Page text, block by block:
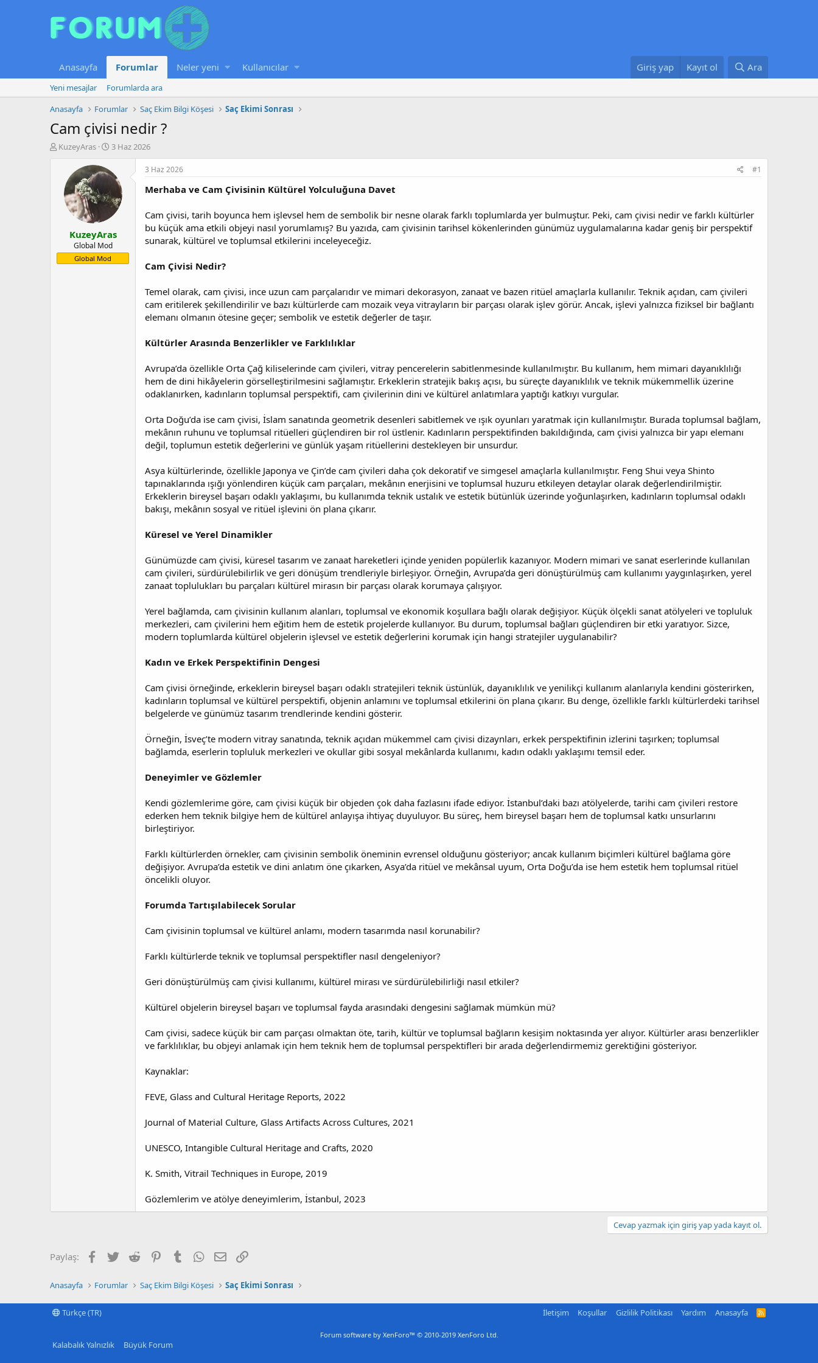
Anasayfa Forumlar Neler yeni Kullanıcılar Giriş yap Kayıt ol Ara
Yeni mesajlar
Forumlarda ara
Anasayfa
Forumlar Saç Ekim Bilgi Köşesi Saç Ekimi Sonrası
Cam çivisi nedir ?
K
a
t
KuzeyAras
B
l
n
g
ç
t
a
r
3 Haz 2026
KuzeyAras
Global Mod
Global Mod
3 Haz 2026 #1
Merhaba ve Cam Çivisinin Kültürel Yolculuğuna Davet
Cam çivisi, tarih boyunca hem işlevsel hem de sembolik bir nesne olarak farklı toplumlarda yer bulmuştur. Peki, cam çivisi nedir ve farklı kültürler
bu küçük ama etkili objeyi nasıl yorumlamış? Bu yazıda, cam çivisinin tarihsel kökenlerinden günümüz uygulamalarına kadar geniş bir perspektif
sunarak, kültürel ve toplumsal etkilerini inceleyeceğiz.
Cam Çivisi Nedir?
Temel olarak, cam çivisi, ince uzun cam parçalarıdır ve mimari dekorasyon, zanaat ve bazen ritüel amaçlarla kullanılır. Teknik açıdan, cam çivileri
cam eritilerek şekillendirilir ve bazı kültürlerde cam mozaik veya vitrayların bir parçası olarak işlev görür. Ancak, işlevi yalnızca fiziksel bir bağlantı
elemanı olmanın ötesine geçer; sembolik ve estetik değerler de taşır.
Kültürler Arasında Benzerlikler ve Farklılıklar
Avrupa’da özellikle Orta Çağ kiliselerinde cam çivileri, vitray pencerelerin sabitlenmesinde kullanılmıştır. Bu kullanım, hem mimari dayanıklılığı
hem de dini hikâyelerin görselleştirilmesini sağlamıştır. Erkeklerin stratejik bakış açısı, bu süreçte dayanıklılık ve teknik mükemmellik üzerine
odaklanırken, kadınların toplumsal perspektifi, cam çivilerinin dini ve kültürel anlatımlara yaptığı katkıyı vurgular.
Orta Doğu’da ise cam çivisi, İslam sanatında geometrik desenleri sabitlemek ve ışık oyunları yaratmak için kullanılmıştır. Burada toplumsal bağlam,
mekânın ruhunu ve toplumsal ritüelleri güçlendiren bir rol üstlenir. Kadınların perspektifinden bakıldığında, cam çivisi yalnızca bir yapı elemanı
değil, toplumun estetik değerlerini ve günlük yaşam ritüellerini destekleyen bir unsurdur.
Asya kültürlerinde, özellikle Japonya ve Çin’de cam çivileri daha çok dekoratif ve simgesel amaçlarla kullanılmıştır. Feng Shui veya Shinto
tapınaklarında ışığı yönlendiren küçük cam parçaları, mekânın enerjisini ve toplumsal huzuru etkileyen detaylar olarak değerlendirilmiştir.
Erkeklerin bireysel başarı odaklı yaklaşımı, bu kullanımda teknik ustalık ve estetik bütünlük üzerinde yoğunlaşırken, kadınların toplumsal odaklı
bakışı, mekânın sosyal ve ritüel işlevini ön plana çıkarır.
Küresel ve Yerel Dinamikler
Günümüzde cam çivisi, küresel tasarım ve zanaat hareketleri içinde yeniden popülerlik kazanıyor. Modern mimari ve sanat eserlerinde kullanılan
cam çivileri, sürdürülebilirlik ve geri dönüşüm trendleriyle birleşiyor. Örneğin, Avrupa’da geri dönüştürülmüş cam kullanımı yaygınlaşırken, yerel
zanaat toplulukları bu parçaları kültürel mirasın bir parçası olarak korumaya çalışıyor.
Yerel bağlamda, cam çivisinin kullanım alanları, toplumsal ve ekonomik koşullara bağlı olarak değişiyor. Küçük ölçekli sanat atölyeleri ve topluluk
merkezleri, cam çivilerini hem eğitim hem de estetik projelerde kullanıyor. Bu durum, toplumsal bağları güçlendiren bir etki yaratıyor. Sizce,
modern toplumlarda kültürel objelerin işlevsel ve estetik değerlerini korumak için hangi stratejiler uygulanabilir?
Kadın ve Erkek Perspektifinin Dengesi
Cam çivisi örneğinde, erkeklerin bireysel başarı odaklı stratejileri teknik üstünlük, dayanıklılık ve yenilikçi kullanım alanlarıyla kendini gösterirken,
kadınların toplumsal ve kültürel perspektifi, objenin anlamını ve toplumsal etkilerini ön plana çıkarır. Bu denge, özellikle farklı kültürlerdeki tarihsel
belgelerde ve günümüz tasarım trendlerinde kendini gösterir.
Örneğin, İsveç’te modern vitray sanatında, teknik açıdan mükemmel cam çivisi dizaynları, erkek perspektifinin izlerini taşırken; toplumsal
bağlamda, eserlerin topluluk merkezleri ve okullar gibi sosyal mekânlarda kullanımı, kadın odaklı yaklaşımı temsil eder.
Deneyimler ve Gözlemler
Kendi gözlemlerime göre, cam çivisi küçük bir objeden çok daha fazlasını ifade ediyor. İstanbul’daki bazı atölyelerde, tarihi cam çivileri restore
ederken hem teknik bilgiye hem de kültürel anlayışa ihtiyaç duyuluyor. Bu süreç, hem bireysel başarı hem de toplumsal katkı unsurlarını
birleştiriyor.
Farklı kültürlerden örnekler, cam çivisinin sembolik öneminin evrensel olduğunu gösteriyor; ancak kullanım biçimleri kültürel bağlama göre
değişiyor. Avrupa’da estetik ve dini anlatım öne çıkarken, Asya’da ritüel ve mekânsal uyum, Orta Doğu’da ise hem estetik hem toplumsal ritüel
öncelikli oluyor.
Forumda Tartışılabilecek Sorular
Cam çivisinin toplumsal ve kültürel anlamı, modern tasarımda nasıl korunabilir?
Farklı kültürlerde teknik ve toplumsal perspektifler nasıl dengeleniyor?
Geri dönüştürülmüş cam çivisi kullanımı, kültürel mirası ve sürdürülebilirliği nasıl etkiler?
Kültürel objelerin bireysel başarı ve toplumsal fayda arasındaki dengesini sağlamak mümkün mü?
Cam çivisi, sadece küçük bir cam parçası olmaktan öte, tarih, kültür ve toplumsal bağların kesişim noktasında yer alıyor. Kültürler arası benzerlikler
ve farklılıklar, bu objeyi anlamak için hem teknik hem de toplumsal perspektifleri bir arada değerlendirmemiz gerektiğini gösteriyor.
Kaynaklar:
FEVE, Glass and Cultural Heritage Reports, 2022
Journal of Material Culture, Glass Artifacts Across Cultures, 2021
UNESCO, Intangible Cultural Heritage and Crafts, 2020
K. Smith, Vitrail Techniques in Europe, 2019
Gözlemlerim ve atölye deneyimlerim, İstanbul, 2023
Cevap yazmak için giriş yap yada kayıt ol.
Paylaş: Facebook
TwitterReddit PinterestTumblrWhatsApp
E-postaLink
Anasayfa Forumlar Saç Ekim Bilgi Köşesi Saç Ekimi Sonrası
Türkçe (TR) İletişim Koşullar Gizlilik Politikası Yardım Anasayfa
R
Forum software by XenForo™ © 2010-2019 XenForo Ltd.
Kalabalık Yalnızlık Büyük Forum